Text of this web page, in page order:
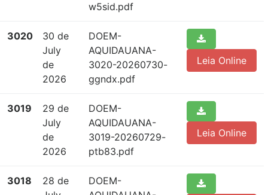
w5sid.pdf
3020
30 de
July
de
2026
DOEM-
AQUIDAUANA-
3020-20260730-
ggndx.pdf
Leia Online
3019
29 de
July
de
2026
DOEM-
AQUIDAUANA-
3019-20260729-
ptb83.pdf
Leia Online
3018
28 de
DOEM-